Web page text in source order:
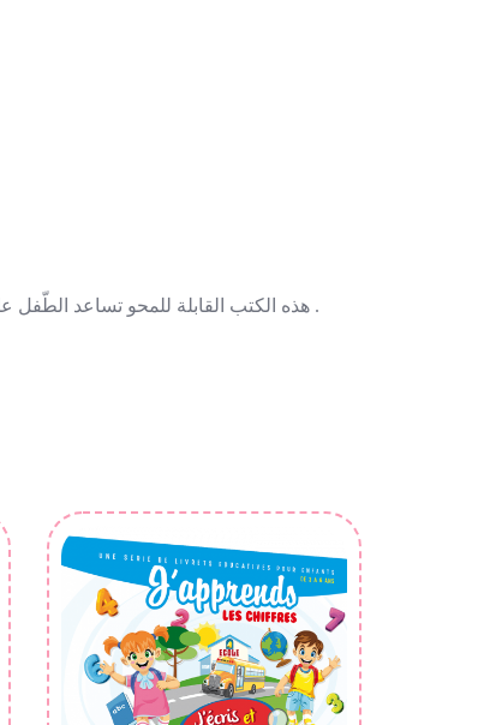
هذه الکتب القابلة للمحو تساعد الطّفل على تعلّم الحروف، الأرقام و الأشکال بطریقة بسیطة و سلسة من خلال تکرار المحاولة حتّى یحسّن أداءه و عمله .